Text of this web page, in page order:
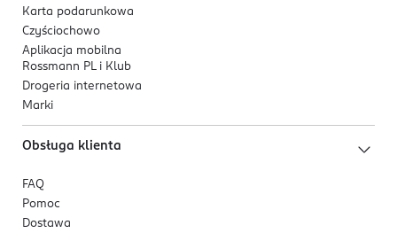
Karta podarunkowa
Czyściochowo
Aplikacja mobilna
Rossmann PL i Klub
Drogeria internetowa
Marki
Obsługa klienta
FAQ
Pomoc
Dostawa